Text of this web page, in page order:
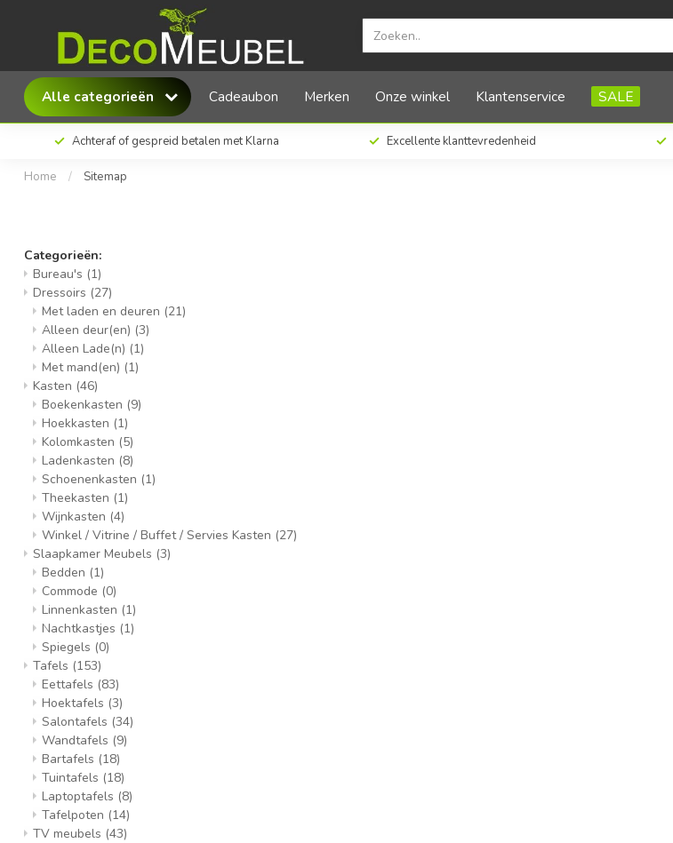
Alle categorieën Cadeaubon Merken Onze winkel Klantenservice SALE
Achteraf of gespreid betalen met Klarna Excellente klanttevredenheid
Home / Sitemap
Categorieën:
Bureau's (1)
Dressoirs (27)
Met laden en deuren (21)
Alleen deur(en) (3)
Alleen Lade(n) (1)
Met mand(en) (1)
Kasten (46)
Boekenkasten (9)
Hoekkasten (1)
Kolomkasten (5)
Ladenkasten (8)
Schoenenkasten (1)
Theekasten (1)
Wijnkasten (4)
Winkel / Vitrine / Buffet / Servies Kasten (27)
Slaapkamer Meubels (3)
Bedden (1)
Commode (0)
Linnenkasten (1)
Nachtkastjes (1)
Spiegels (0)
Tafels (153)
Eettafels (83)
Hoektafels (3)
Salontafels (34)
Wandtafels (9)
Bartafels (18)
Tuintafels (18)
Laptoptafels (8)
Tafelpoten (14)
TV meubels (43)